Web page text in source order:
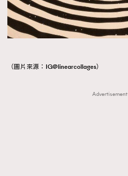
（圖片來源：IG@linearcollages）
Advertisement